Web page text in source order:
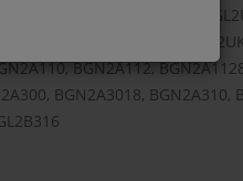
BGL2UB1028,
BGL2UB132, BGL2UC110,
BGN2A112,
BGN2A3018, BGN2A310,